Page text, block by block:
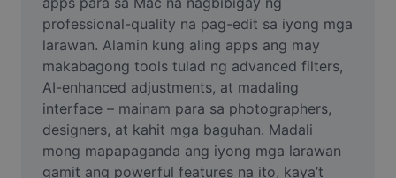
AI Text Remover
AI People Remover
AI Inpainting
Face Cutout
professional-quality na pag-edit sa iyong mga
larawan. Alamin kung aling apps ang may
makabagong tools tulad ng advanced filters,
AI-enhanced adjustments, at madaling
interface – mainam para sa photographers,
designers, at kahit mga baguhan. Madali
mong mapapaganda ang iyong mga larawan
gamit ang powerful features na ito, kaya’t